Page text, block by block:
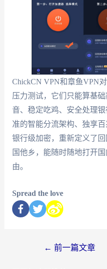
ChickCN VPN和章鱼VPN
压力测试，它们只能算基
音、稳定吃鸡、安全处理银
准的智能分流架构、独享
银行级加密，重新定义了
国他乡，能随时随地打开
由。
Spread the love
← 前一篇文章